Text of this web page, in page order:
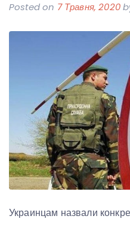
Posted on 7 Травня, 2020
Украинцам назвали